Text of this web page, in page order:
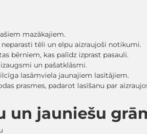
mazākajiem.
tēli un elpu aizraujoši notikumi.
bērniem, kas palīdz izprast pasauli.
un pašatklāsmi.
lasāmviela jaunajiem lasītājiem.
prasmes, padarot lasīšanu par
un jauniešu